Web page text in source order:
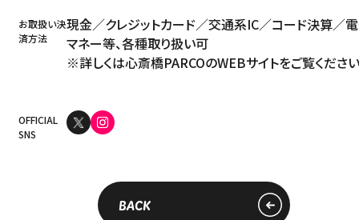
お取扱い決
済方法
現金／クレジットカード／交通系IC／コード決算／
マネー等、各種取り扱い可
※詳しくは心斎橋PARCOのWEBサイトをご覧ください
OFFICIAL
SNS
BACK